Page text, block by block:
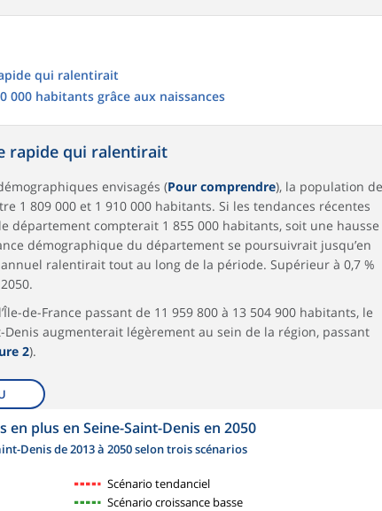
qui ralentirait
000 habitants grâce aux naissances
rapide qui ralentirait
envisagés (Pour comprendre), la population de
1 809 000 et 1 910 000 habitants. Si les tendances récentes
département compterait 1 855 000 habitants, soit une hausse
démographique du département se poursuivrait jusqu’en
ralentirait tout au long de la période. Supérieur à 0,7 %
de-France passant de 11 959 800 à 13 504 900 habitants, le
augmenterait légèrement au sein de la région, passant
2).
en plus en Seine-Saint-Denis en 2050
Denis de 2013 à 2050 selon trois scénarios
Scénario tendanciel
Scénario croissance basse